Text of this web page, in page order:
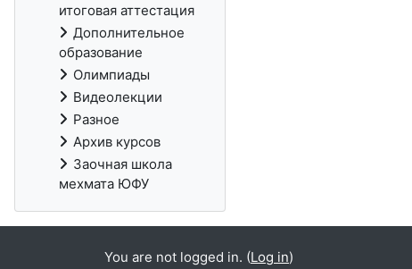
итоговая аттестация
Дополнительное
образование
Олимпиады
Видеолекции
Разное
Архив курсов
Заочная школа
мехмата ЮФУ
You are not logged in. (Log in)